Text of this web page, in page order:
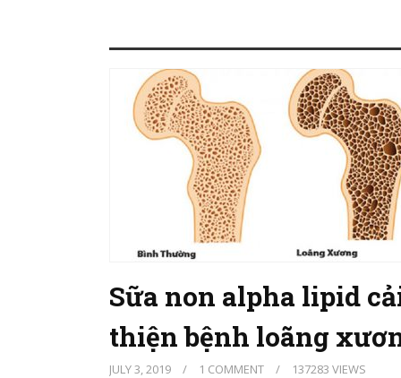
Sữa non alpha lipid
thiện bệnh loãng
JULY 3, 2019 / 1 COMMENT /
137283 VIEWS